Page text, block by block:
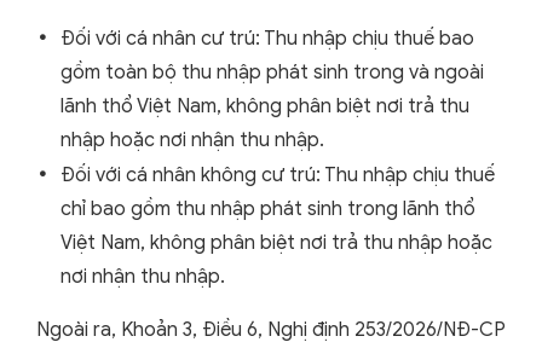
Đối với cá nhân cư trú: Thu nhập chịu thuế bao
gồm toàn bộ thu nhập phát sinh trong và ngoài
lãnh thổ Việt Nam, không phân biệt nơi trả thu
nhập hoặc nơi nhận thu nhập.
Đối với cá nhân không cư trú: Thu nhập chịu thuế
chỉ bao gồm thu nhập phát sinh trong lãnh thổ
Việt Nam, không phân biệt nơi trả thu nhập hoặc
nơi nhận thu nhập.
Ngoài ra, Khoản 3, Điều 6, Nghị định 253/2026/NĐ-CP